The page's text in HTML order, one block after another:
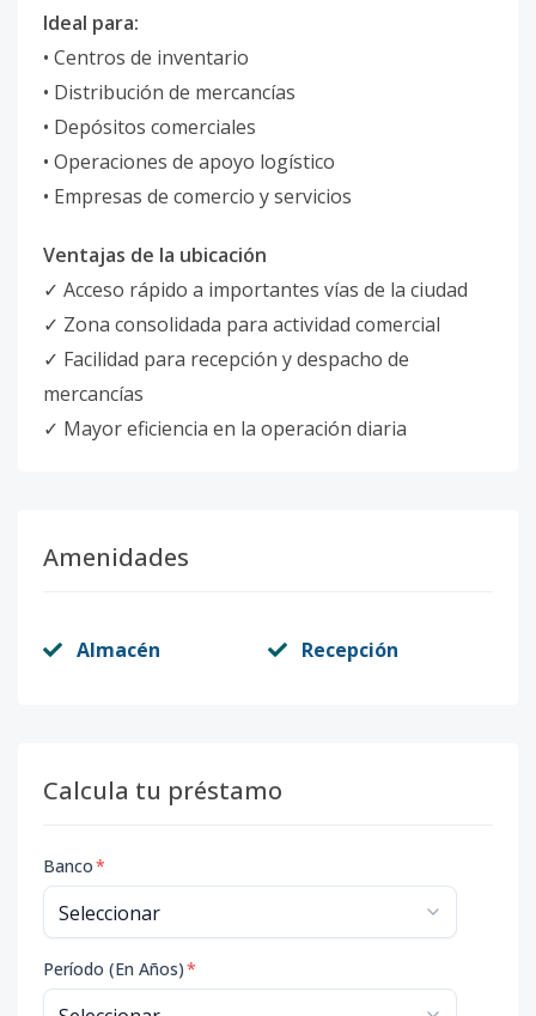
Ideal para:
• Centros de inventario
• Distribución de mercancías
• Depósitos comerciales
• Operaciones de apoyo logístico
• Empresas de comercio y servicios
Ventajas de la ubicación
✓ Acceso rápido a importantes vías de la ciudad
✓ Zona consolidada para actividad comercial
✓ Facilidad para recepción y despacho de
mercancías
✓ Mayor eficiencia en la operación diaria
Amenidades
Almacén Recepción
Calcula tu préstamo
Banco*
Período (En Años)*